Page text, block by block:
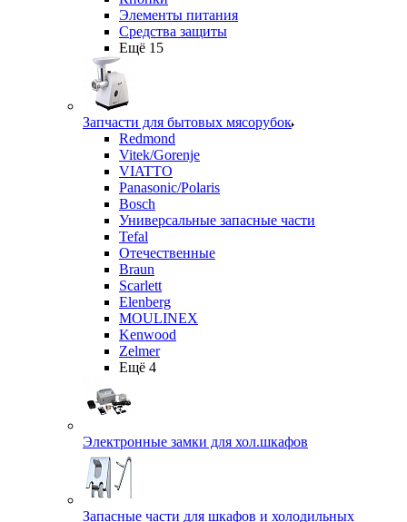
Элементы питания
Средства защиты
Ещё 15
Запчасти для бытовых мясорубок
Redmond
Vitek/Gorenje
VIATTO
Panasonic/Polaris
Bosch
Универсальные запасные части
Tefal
Отечественные
Braun
Scarlett
Elenberg
MOULINEX
Kenwood
Zelmer
Ещё 4
Электронные замки для хол.шкафов
Запасные части для шкафов и холодильных